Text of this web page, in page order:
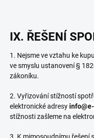
IX. ŘEŠENÍ
1. Nejsme ve vztahu ke
ve smyslu ustanovení §
zákoníku.
2. Vyřizování stížností
elektronické adresy
stížnosti zašleme na